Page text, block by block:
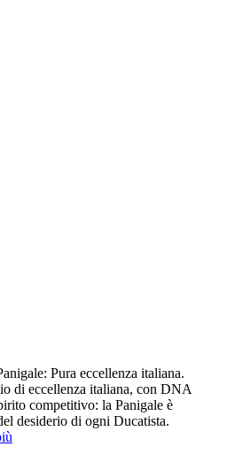
Pura eccellenza italiana.
di eccellenza italiana, con DNA
competitivo: la Panigale è
desiderio di ogni Ducatista.